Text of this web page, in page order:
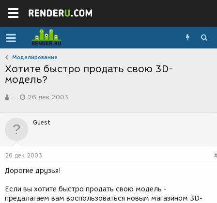
Моделирование
Хотите быстро продать свою 3D-
модель?
в
р
м
-
а
д
н
я
26 дек 2003
Guest
26 дек 2003
Дорогие друзья!
Если вы хотите быстро продать свою модель -
предалагаем вам воспользоваться новым магазином 3D-